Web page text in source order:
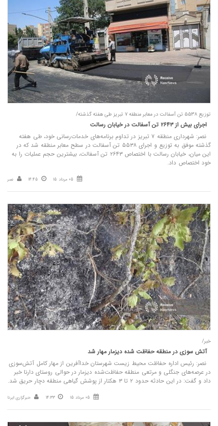
توزیع ۵۵۳۸ تن آسفالت در معابر منطقه ۷ تبریز طی هفته گذشته/
اجرای بیش از ۲۶۴۳ تن آسفالت در خیابان رسالت
نصر: شهرداری منطقه ۷ تبریز در تداوم برنامه‌های خدمات‌رسانی خود، طی هفته
گذشته موفق به توزیع و اجرای ۵۵۳۸ تن آسفالت در سطح معابر منطقه شد که در
این میان، خیابان رسالت با اختصاص ۲۶۴۳ تن آسفالت، بیشترین حجم عملیات را به
خود اختصاص داد.
05 مرداد 15 14:45 نصر
خبر/
آتش‌ سوزی در منطقه حفاظت‌ شده دیزمار مهار شد
نصر: رئیس اداره حفاظت محیط زیست شهرستان خداآفرین از مهار کامل آتش‌سوزی
در عرصه‌های جنگلی و مرتعی منطقه حفاظت‌شده دیزمار در حوالی روستای دارنا خبر
داد و گفت: در این حادثه حدود ۲ تا ۳ هکتار از پوشش گیاهی منطقه دچار حریق شد.
05 مرداد 15 14:33 خبرگزاری ایرنا